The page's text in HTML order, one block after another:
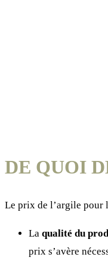
DE QUOI
Le prix de l’argile pour
Laqualité du
prix s’avère